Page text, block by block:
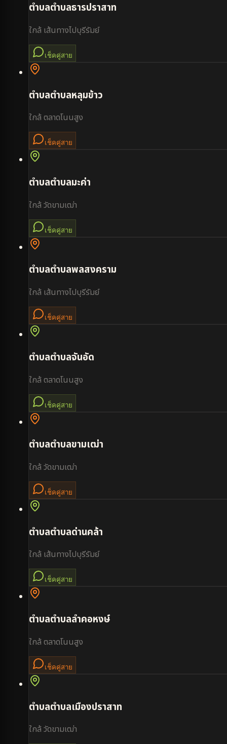
ตำบลตำบลธารปราสาท
ใกล้ เส้นทางไปบุรีรัมย์
เช็คคู่สาย
ตำบลตำบลหลุมข้าว
ใกล้ตลาดโนนสูง
เช็คคู่สาย
ตำบลตำบลมะค่า
ใกล้วัดขามเฒ่า
เช็คคู่สาย
ตำบลตำบลพลสงคราม
ใกล้ เส้นทางไปบุรีรัมย์
เช็คคู่สาย
ตำบลตำบลจันอัด
ใกล้ตลาดโนนสูง
เช็คคู่สาย
ตำบลตำบลขามเฒ่า
ใกล้วัดขามเฒ่า
เช็คคู่สาย
ตำบลตำบลด่านคล้า
ใกล้ เส้นทางไปบุรีรัมย์
เช็คคู่สาย
ตำบลตำบลลำคอหงษ์
ใกล้ตลาดโนนสูง
เช็คคู่สาย
ตำบลตำบลเมืองปราสาท
ใกล้วัดขามเฒ่า